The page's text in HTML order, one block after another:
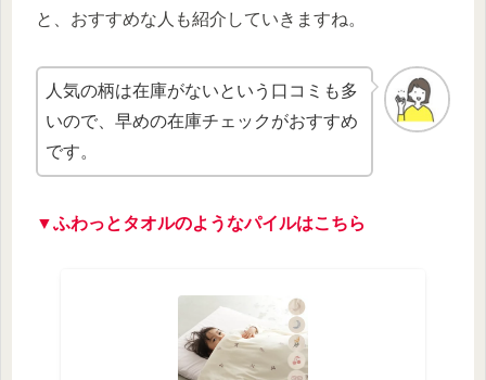
と、おすすめな人も紹介していきますね。
人気の柄は在庫がないという口コミも多
いので、早めの在庫チェックがおすすめ
です。
▼ふわっとタオルのようなパイルはこちら